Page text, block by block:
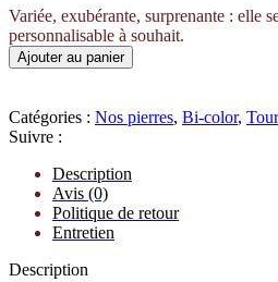
Variée, exubérante, surprenante : elle
personnalisable à souhait.
Ajouter au panier
Catégories : Nos pierres, Bi-color,
Suivre :
Description
Avis (0)
Politique de retour
Entretien
Description